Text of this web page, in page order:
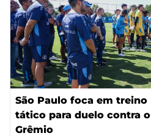
São Paulo foca em treino
tático para duelo contra o
Grêmio